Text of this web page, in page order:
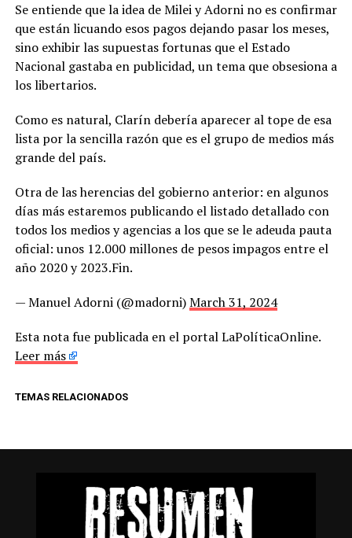
Se entiende que la idea de Milei y Adorni no es confirmar
que están licuando esos pagos dejando pasar los meses,
sino exhibir las supuestas fortunas que el Estado
Nacional gastaba en publicidad, un tema que obsesiona a
los libertarios.
Como es natural, Clarín debería aparecer al tope de esa
lista por la sencilla razón que es el grupo de medios más
grande del país.
Otra de las herencias del gobierno anterior: en algunos
días más estaremos publicando el listado detallado con
todos los medios y agencias a los que se le adeuda pauta
oficial: unos 12.000 millones de pesos impagos entre el
año 2020 y 2023.Fin.
— Manuel Adorni (@madorni)March 31, 2024
Esta nota fue publicada en el portal LaPolíticaOnline.
Leer más
TEMAS RELACIONADOS